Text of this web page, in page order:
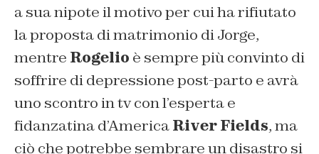
a sua nipote il motivo per cui ha rifiutato
la proposta di matrimonio di Jorge,
mentre Rogelio è sempre più convinto di
soffrire di depressione post-parto e avrà
uno scontro in tv con l’esperta e
fidanzatina d’AmericaRiver Fields, ma
ciò che potrebbe sembrare un disastro si